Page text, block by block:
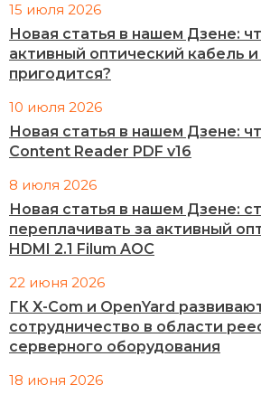
15 июля 2026
Новая статья в нашем Дзене:
активный оптический кабель и
пригодится?
10 июля 2026
Новая статья в нашем Дзене:
Content Reader PDF v16
8 июля 2026
Новая статья в нашем Дзене:
переплачивать за активный
HDMI 2.1 Filum AOC
22 июня 2026
ГК X-Com и OpenYard
сотрудничество в области
серверного оборудования
18 июня 2026